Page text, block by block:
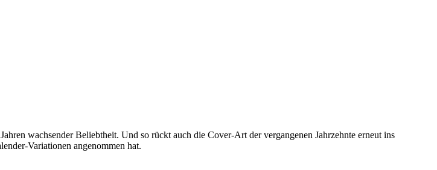
wachsender Beliebtheit. Und so rückt auch die Cover-Art der vergangenen Jahrzehnte erneut ins
Variationen angenommen hat.